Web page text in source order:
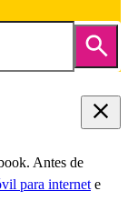
Antes de
para internet e